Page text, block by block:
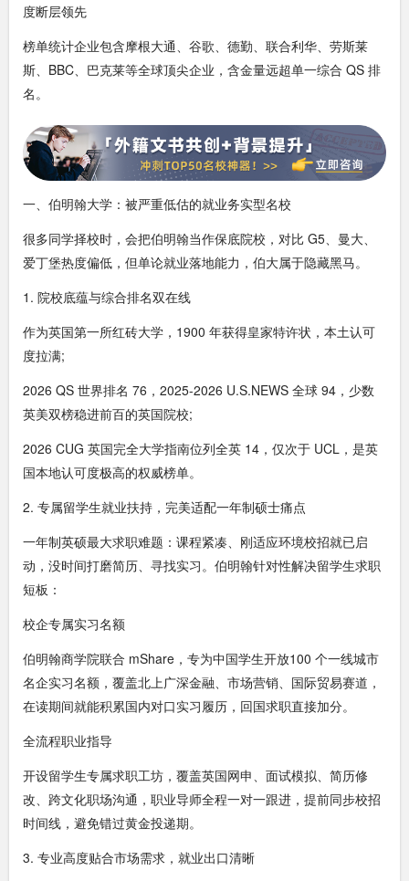
度断层领先
榜单统计企业包含摩根大通、谷歌、德勤、联合利华、劳斯莱
斯、BBC、巴克莱等全球顶尖企业，含金量远超单一综合 QS 排
名。
一、伯明翰大学：被严重低估的就业务实型名校
很多同学择校时，会把伯明翰当作保底院校，对比 G5、曼大、
爱丁堡热度偏低，但单论就业落地能力，伯大属于隐藏黑马。
1. 院校底蕴与综合排名双在线
作为英国第一所红砖大学，1900 年获得皇家特许状，本土认可
度拉满;
2026 QS 世界排名 76，2025-2026 U.S.NEWS 全球 94，少数
英美双榜稳进前百的英国院校;
2026 CUG 英国完全大学指南位列全英 14，仅次于 UCL，是英
国本地认可度极高的权威榜单。
2. 专属留学生就业扶持，完美适配一年制硕士痛点
一年制英硕最大求职难题：课程紧凑、刚适应环境校招就已启
动，没时间打磨简历、寻找实习。伯明翰针对性解决留学生求职
短板：
校企专属实习名额
伯明翰商学院联合 mShare，专为中国学生开放100 个一线城市
名企实习名额，覆盖北上广深金融、市场营销、国际贸易赛道，
在读期间就能积累国内对口实习履历，回国求职直接加分。
全流程职业指导
开设留学生专属求职工坊，覆盖英国网申、面试模拟、简历修
改、跨文化职场沟通，职业导师全程一对一跟进，提前同步校招
时间线，避免错过黄金投递期。
3. 专业高度贴合市场需求，就业出口清晰